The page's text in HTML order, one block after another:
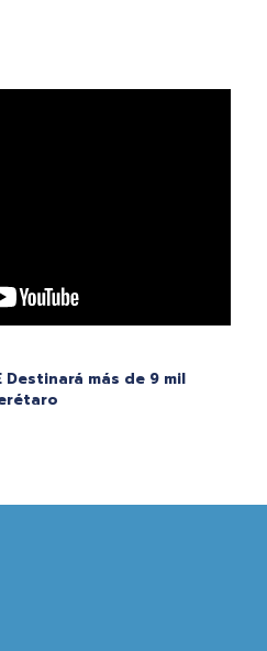
Destinará más de 9 mil